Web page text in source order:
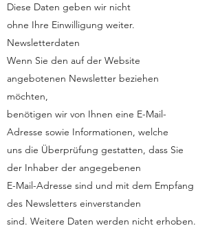
Diese Daten geben wir nicht
ohne Ihre Einwilligung weiter.
Newsletterdaten
Wenn Sie den auf der Website
angebotenen Newsletter beziehen
möchten,
benötigen wir von Ihnen eine E-Mail-
Adresse sowie Informationen, welche
uns die Überprüfung gestatten, dass Sie
der Inhaber der angegebenen
E-Mail-Adresse sind und mit dem Empfang
des Newsletters einverstanden
sind. Weitere Daten werden nicht erhoben.